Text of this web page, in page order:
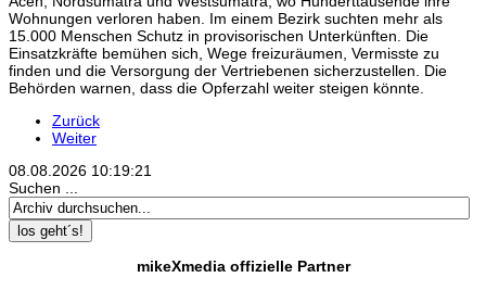
Wohnungen verloren haben. Im einem Bezirk suchten mehr als
15.000 Menschen Schutz in provisorischen Unterkünften. Die
Einsatzkräfte bemühen sich, Wege freizuräumen, Vermisste zu
finden und die Versorgung der Vertriebenen sicherzustellen. Die
Behörden warnen, dass die Opferzahl weiter steigen könnte.
Zurück
Weiter
08.08.2026 10:19:21
Suchen ...
los geht´s!
mikeXmedia offizielle Partner